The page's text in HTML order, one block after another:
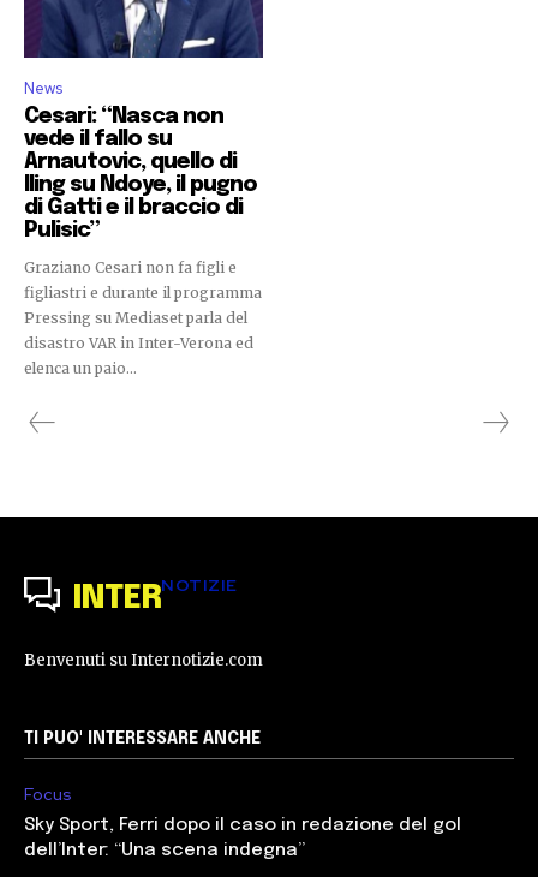
News
Cesari: “Nasca non
vede il fallo su
Arnautovic, quello di
Iling su Ndoye, il pugno
di Gatti e il braccio di
Pulisic”
Graziano Cesari non fa figli e
figliastri e durante il programma
Pressing su Mediaset parla del
disastro VAR in Inter-Verona ed
elenca un paio...
INTERNOTIZIE
Benvenuti su Internotizie.com
TI PUO' INTERESSARE ANCHE
Focus
Sky Sport, Ferri dopo il caso in redazione del gol
dell’Inter: “Una scena indegna”